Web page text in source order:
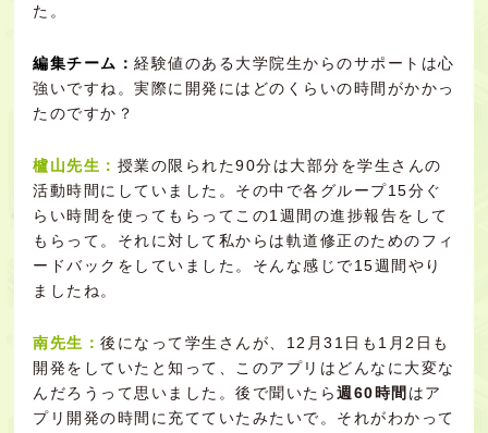
た。
編集チーム： 経験値のある大学院生からのサポートは心
強いですね。実際に開発にはどのくらいの時間がかかっ
たのですか？
櫨山先生： 授業の限られた90分は大部分を学生さんの
活動時間にしていました。その中で各グループ15分ぐ
らい時間を使ってもらってこの1週間の進捗報告をして
もらって。それに対して私からは軌道修正のためのフィ
ードバックをしていました。そんな感じで15週間やり
ましたね。
南先生： 後になって学生さんが、12月31日も1月2日も
開発をしていたと知って、このアプリはどんなに大変な
んだろうって思いました。後で聞いたら週60時間 はア
プリ開発の時間に充てていたみたいで。それがわかって